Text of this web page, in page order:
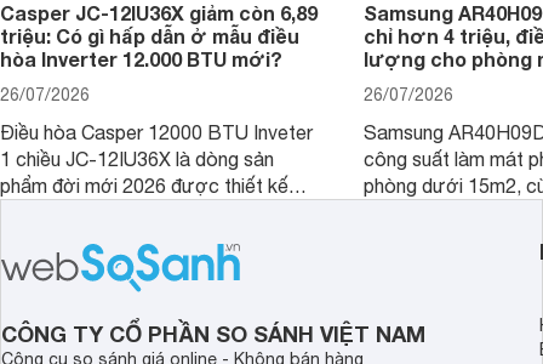
Casper JC-12IU36X giảm còn 6,89
triệu: Có gì hấp dẫn ở mẫu điều
hòa Inverter 12.000 BTU mới?
26/07/2026
Điều hòa Casper 12000 BTU Inveter
1 chiều JC-12IU36X là dòng sản
phẩm đời mới 2026 được thiết kế
sở hữu khả năng làm mát tốt mà còn
có giá bán rất hợp lý.
Samsung
chỉ hơn 4 triệu,
lượng cho phòng
26/07/2026
Samsung
công suất làm mát
phòng dưới 15m2,
phòng ngủ, phòng
CÔNG TY CỔ PHẦN SO SÁNH VIỆT NAM
Công cụ so sánh giá online - Không bán hàng